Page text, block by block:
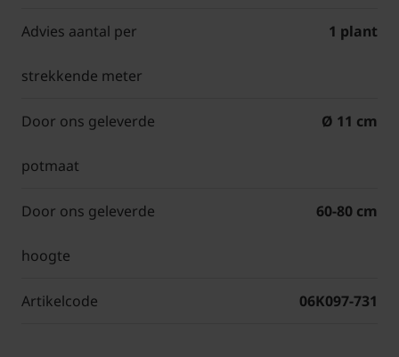
Advies aantal per
strekkende meter
1 plant
Door ons geleverde
potmaat
Ø 11 cm
Door ons geleverde
hoogte
60-80 cm
Artikelcode 06K097-731